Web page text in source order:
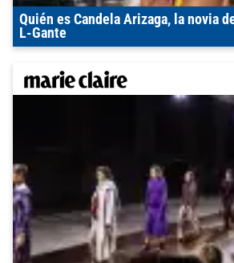
Quién es Candela Arizaga, la novia
L-Gante